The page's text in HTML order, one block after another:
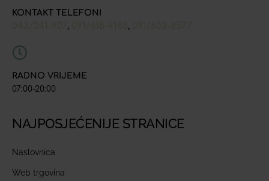
KONTAKT TELEFONI
, ,
RADNO VRIJEME
07:00-20:00
NAJPOSJEĆENIJE STRANICE
Naslovnica
Web trgovina